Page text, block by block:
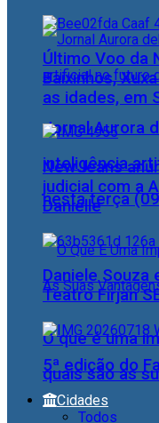
Jornal Aurora
inteligência
nesta terça
O que é uma
quais são as
Último Voo da
Baixinhos,
as idades, em
NewJeans
judicial com a
Danielle
Daniele Souza
Teatro Firjan
5ª edição do
Cidades
Todos